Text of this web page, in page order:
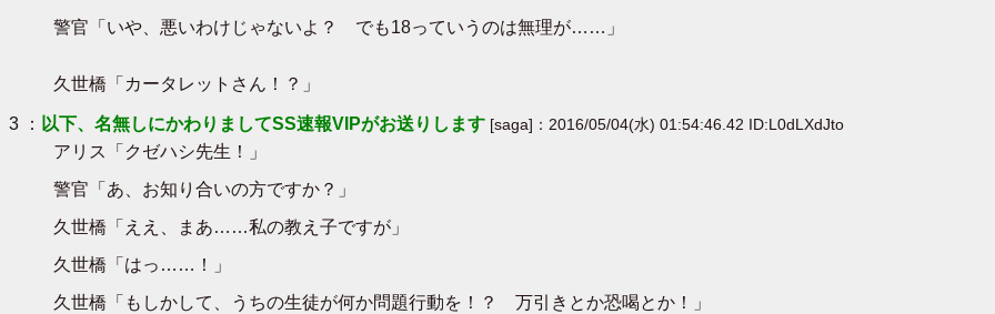
警官「いや、悪いわけじゃないよ？ でも18っていうのは無理が……」
久世橋「カータレットさん！？」
3 ： 以下、名無しにかわりましてSS速報VIPがお送りします [saga]：2016/05/04(水) 01:54:46.42 ID:L0dLXdJto
アリス「クゼハシ先生！」
警官「あ、お知り合いの方ですか？」
久世橋「ええ、まあ……私の教え子ですが」
久世橋「はっ……！」
久世橋「もしかして、うちの生徒が何か問題行動を！？ 万引きとか恐喝とか！」